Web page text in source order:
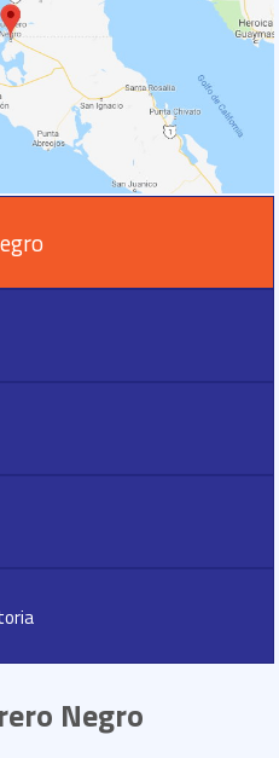
Negro